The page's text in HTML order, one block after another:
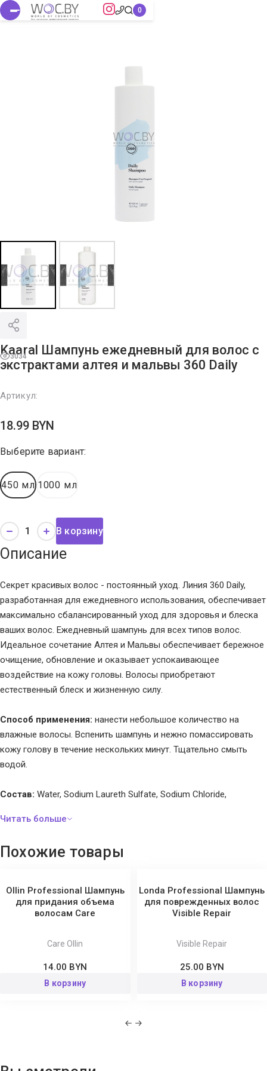
3034
Kaaral Шампунь ежедневный для волос с
экстрактами алтея и мальвы 360 Daily
Артикул:
18.99 BYN
Выберите вариант:
450 мл 1000 мл
В корзину
Описание
Секрет красивых волос - постоянный уход. Линия 360 Daily,
разработанная для ежедневного использования, обеспечивает
максимально сбалансированный уход для здоровья и блеска
ваших волос. Ежедневный шампунь для всех типов волос.
Идеальное сочетание Алтея и Мальвы обеспечивает бережное
очищение, обновление и оказывает успокаивающее
воздействие на кожу головы. Волосы приобретают
естественный блеск и жизненную силу.
Способ применения: нанести небольшое количество на
влажные волосы. Вспенить шампунь и нежно помассировать
кожу голову в течение нескольких минут. Тщательно смыть
водой.
Состав: Water, Sodium Laureth Sulfate, Sodium Chloride,
Leaf Extract, Perfume, Peg-7 Glyceryl Cocoate, Marigold Flower
Polyquaternium-7, Cocamide, Glycol Distearate, Propylene Glycol ,
Methylisothiazolinone.
Похожие товары
Ollin Professional Шампунь
для придания объема
волосам Сare
Care Ollin
14.00 BYN
В корзину
Londa Professional Шампунь
для поврежденных волос
Visible Repair
Visible Repair
25.00 BYN
В корзину